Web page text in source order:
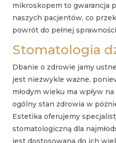
mikroskopem to gwarancja
naszych pacjentów, co
powrót do pełnej
Stomatologia
Dbanie o zdrowie jamy
jest niezwykle ważne,
młodym wieku ma wpływ
ogólny stan zdrowia w
Estetika oferujemy
stomatologiczną dla
jest dostosowana do ich